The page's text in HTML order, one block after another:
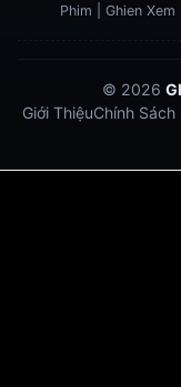
Phim | Ghien
© 2026
Giới ThiệuChính Sách